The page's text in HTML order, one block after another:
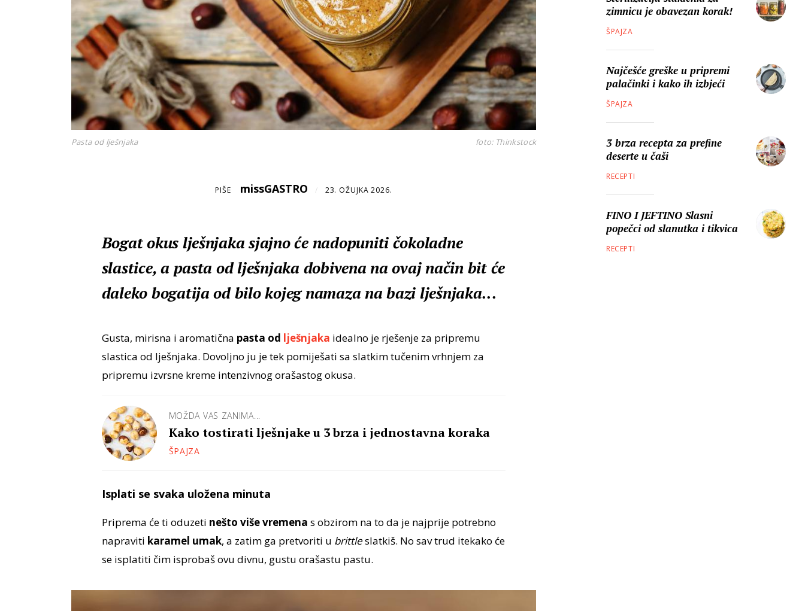
Pasta od lješnjaka foto: Thinkstock
PIŠE missGASTRO / 23. OŽUJKA 2026.
Bogat okus lješnjaka sjajno će nadopuniti čokoladne
slastice, a pasta od lješnjaka dobivena na ovaj način bit će
daleko bogatija od bilo kojeg namaza na bazi lješnjaka...
Gusta, mirisna i aromatična pasta od lješnjaka idealno je rješenje za pripremu
slastica od lješnjaka. Dovoljno ju je tek pomiješati sa slatkim tučenim vrhnjem za
pripremu izvrsne kreme intenzivnog orašastog okusa.
MOŽDA VAS ZANIMA...
Kako tostirati lješnjake u 3 brza i jednostavna koraka
ŠPAJZA
Isplati se svaka uložena minuta
Priprema će ti oduzeti nešto više vremena s obzirom na to da je najprije potrebno
napraviti karamel umak, a zatim ga pretvoriti u brittleslatkiš. No sav trud itekako će
se isplatiti čim isprobaš ovu divnu, gustu orašastu pastu.
zimnicu je obavezan korak!
ŠPAJZA
Najčešće greške u pripremi
palačinki i kako ih izbjeći
ŠPAJZA
3 brza recepta za prefine
deserte u čaši
RECEPTI
FINO I JEFTINO Slasni
popečci od slanutka i tikvica
RECEPTI